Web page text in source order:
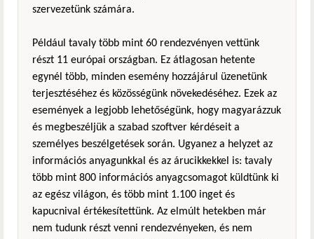
szervezetünk számára.
Például tavaly több mint 60 rendezvényen vettünk
részt 11 európai országban. Ez átlagosan hetente
egynél több, minden esemény hozzájárul üzenetünk
terjesztéséhez és közösségünk növekedéséhez. Ezek az
események a legjobb lehetőségünk, hogy magyarázzuk
és megbeszéljük a szabad szoftver kérdéseit a
személyes beszélgetések során. Ugyanez a helyzet az
információs anyagunkkal és az árucikkekkel is: tavaly
több mint 800 információs anyagcsomagot küldtünk ki
az egész világon, és több mint 1.100 inget és
kapucnival értékesítettünk. Az elmúlt hetekben már
nem tudunk részt venni rendezvényeken, és nem